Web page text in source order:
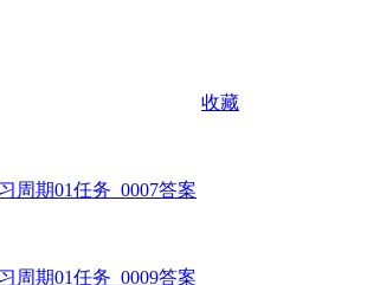
收藏
周期01任务_0007答案
周期01任务_0009答案